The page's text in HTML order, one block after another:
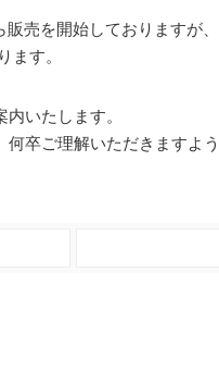
売を開始しておりますが
ます。
いたします。
卒ご理解いただきますよ